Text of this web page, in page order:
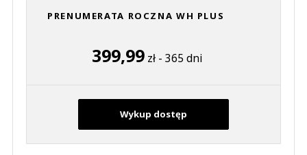
PRENUMERATA ROCZNA WH PLUS
399,99zł - 365 dni
Wykup dostęp